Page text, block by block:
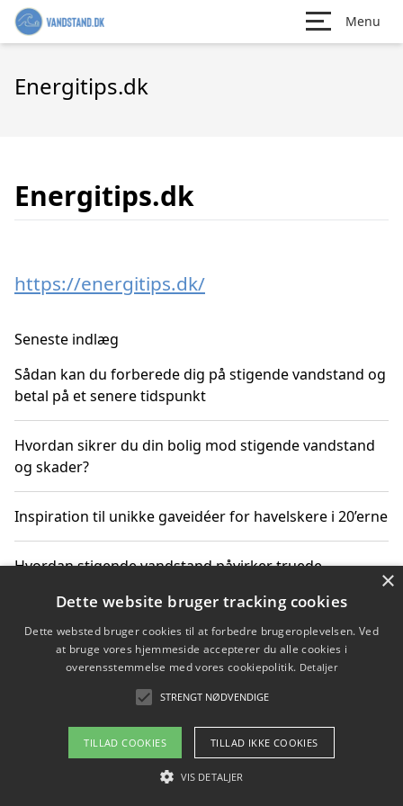
Menu
Energitips.dk
Energitips.dk
https://energitips.dk/
Seneste indlæg
Sådan kan du forberede dig på stigende vandstand og
betal på et senere tidspunkt
Hvordan sikrer du din bolig mod stigende vandstand
og skader?
Inspiration til unikke gaveidéer for havelskere i 20’erne
Hvordan stigende vandstand påvirker truede
Sådan vælger du de bedste vandrerygsække til
vandreture i Danmark
Copyright 2026 - Pilanto Aps
Om / kontakt
×
Dette website bruger tracking cookies
Dette websted bruger cookies til at forbedre brugeroplevelsen. Ved
at bruge vores hjemmeside accepterer du alle cookies i
overensstemmelse med vores cookiepolitik. Detaljer
STRENGT NØDVENDIGE
TILLAD COOKIES TILLAD IKKE COOKIES
VIS DETALJER